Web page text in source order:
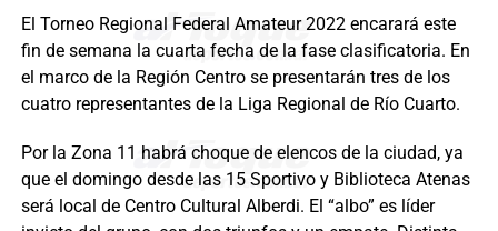
El Torneo Regional Federal Amateur 2022 encarará este
fin de semana la cuarta fecha de la fase clasificatoria. En
el marco de la Región Centro se presentarán tres de los
cuatro representantes de la Liga Regional de Río Cuarto.
Por la Zona 11 habrá choque de elencos de la ciudad, ya
que el domingo desde las 15 Sportivo y Biblioteca Atenas
será local de Centro Cultural Alberdi. El “albo” es líder